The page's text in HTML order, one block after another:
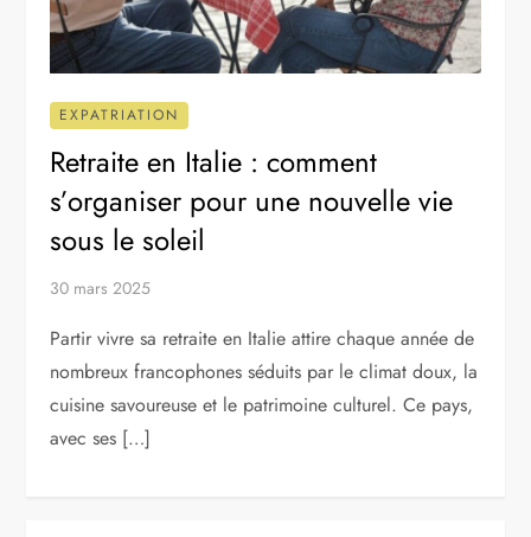
EXPATRIATION
Retraite en Italie : comment
s’organiser pour une nouvelle vie
sous le soleil
30 mars 2025
Partir vivre sa retraite en Italie attire chaque année de
nombreux francophones séduits par le climat doux, la
cuisine savoureuse et le patrimoine culturel. Ce pays,
avec ses […]